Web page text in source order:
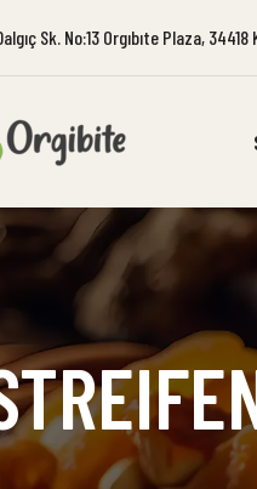
Sk. No:13 Orgıbıte Plaza,